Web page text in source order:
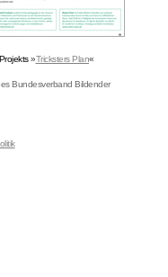
»Tricksters Plan«
Bundesverband Bildender